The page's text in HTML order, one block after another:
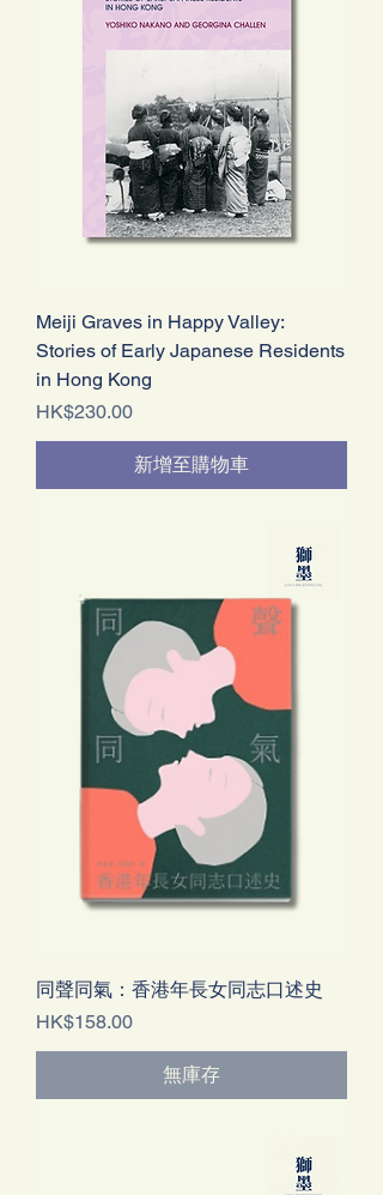
Meiji Graves in Happy Valley:
Stories of Early Japanese Residents
in Hong Kong
價格
HK$230.00
新增至購物車
同聲同氣：香港年長女同志口述史
價格
HK$158.00
無庫存